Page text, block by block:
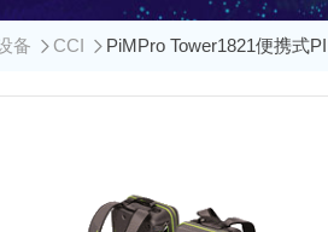
备 CCI PiMPro Tower1821便携式